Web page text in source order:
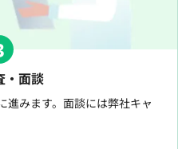
・面談
進みます。面談には弊社キャ